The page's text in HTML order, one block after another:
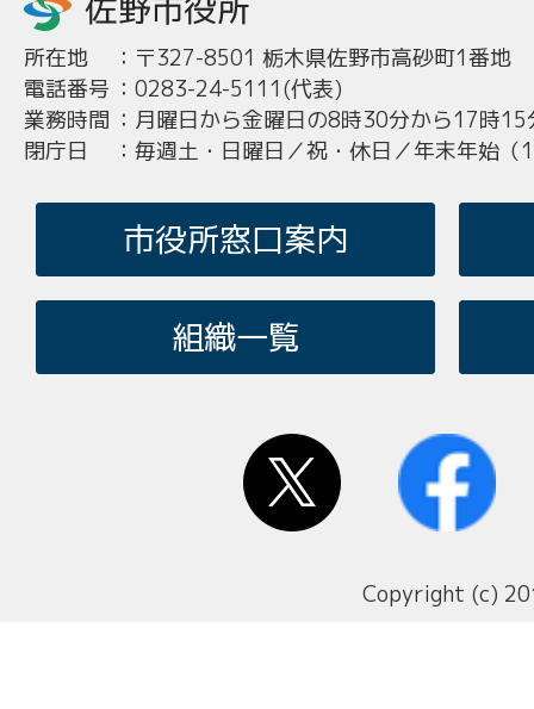
所在地 ： 〒327-8501 栃木県佐野市高砂町1番地
電話番号 ： 0283-24-5111(代表)
業務時間 ： 月曜日から金曜日の8時30分から17時15
閉庁日
： 毎週土・日曜日／祝・休日／年末年始
市役所窓口案内
組織一覧
Copyright (c)